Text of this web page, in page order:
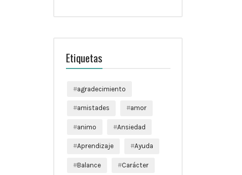
Etiquetas
agradecimiento
amistades amor
animo Ansiedad
Aprendizaje Ayuda
Balance Carácter